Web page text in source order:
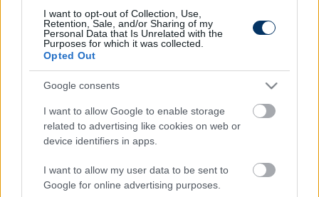
I want to opt-out of Collection, Use,
Retention, Sale, and/or Sharing of my
Personal Data that Is Unrelated with the
Purposes for which it was collected.
Opted Out
Google consents
I want to allow Google to enable storage
related to advertising like cookies on web or
device identifiers in apps.
I want to allow my user data to be sent to
Google for online advertising purposes.
Itt állíthatod be, hogy a Csakfoci az elsők
között legyen a Google-találatokban
Tetszett a cikk? Megosztanád?
Email küldés